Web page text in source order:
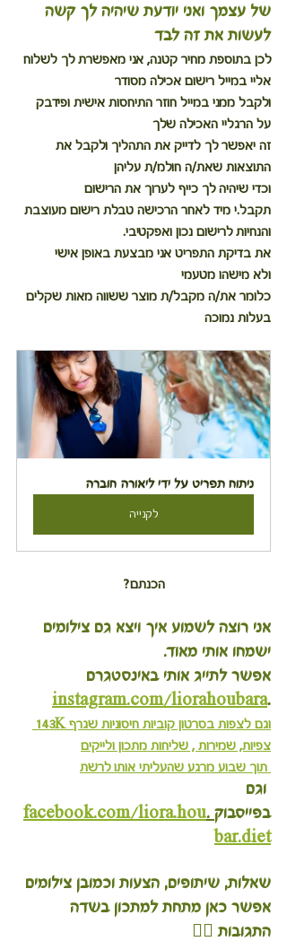
של עצמך ואני יודעת שיהיה לך קשה
לעשות את זה לבד
לכן בתוספת מחיר קטנה, אני מאפשרת לך לשלוח
אליי במייל רישום אכילה מסודר
ולקבל ממני במייל חוזר התיחסות אישית ופידבק
על הרגליי האכילה שלך
זה יאפשר לך לדייק את התהליך ולקבל את
התוצאות שאת/ה חולמ/ת עליהן
וכדי שיהיה לך כייף לערוך את הרישום
תקבל.י מיד לאחר הרכישה טבלת רישום מעוצבת
והנחיות לרישום נכון ואפקטיבי.
את בדיקת התפריט אני מבצעת באופן אישי
ולא מישהו מטעמי
כלומר את/ה מקבל/ת מוצר ששווה מאות שקלים
בעלות נמוכה
ניתוח תפריט על ידי ליאורה חוברה
לקנייה
הכנתם?
אני רוצה לשמוע איך ויצא גם צילומים
ישמחו אותי מאוד.
אפשר לתייג אותי באינסטגרם
.
instagram.com/liorahoubara
צפיות, שמירות , שליחות מתכון ולייקים
וגם
בפייסבוק .
facebook.com/liora.hou
bar.diet
שאלות, שיתופים, הצעות וכמובן צילומים
אפשר כאן מתחת למתכון בשדה
התגובות 👇🏽